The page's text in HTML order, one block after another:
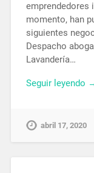
emprendedores
momento, han
siguientes
Despacho
Lavandería…
Seguir leyendo
abril 17, 2020